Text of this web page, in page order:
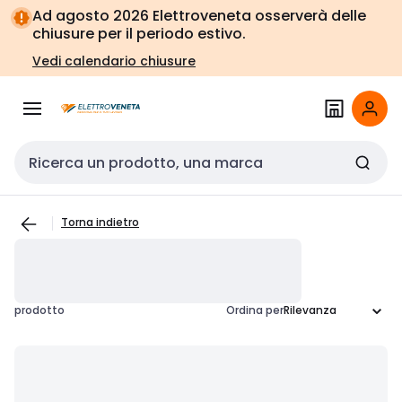
Vai alla
navigazione
Vai
alla
pagina
Ad agosto 2026 Elettroveneta osserverà delle
chiusure per il periodo estivo.
Vedi calendario chiusure
Cerca input
Torna indietro
prodotto Ordina per